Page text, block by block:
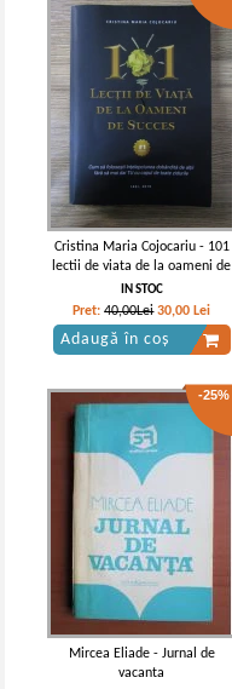
Cristina Maria Cojocariu - 101
lectii de viata de la oameni de
succes
IN STOC
Pret:40,00Lei 30,00 Lei
Adaugă în coș
-25%
Mircea Eliade - Jurnal de
vacanta